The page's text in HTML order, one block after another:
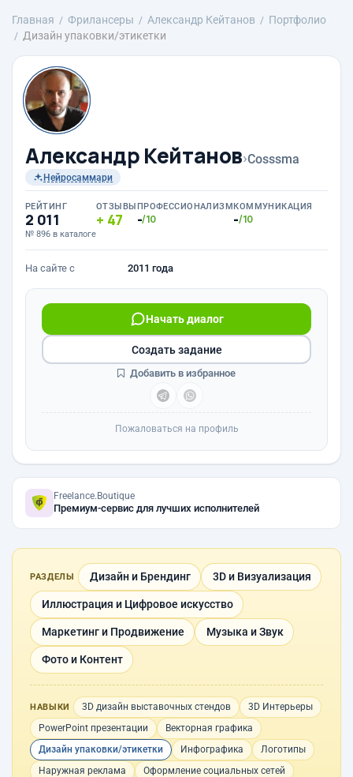
Главная Фрилансеры Александр Кейтанов
Портфолио
Дизайн упаковки/этикетки
Александр Кейтанов›Cosssma
Нейросаммари
РЕЙТИНГ
2 011
№ 896 в каталоге
ОТЗЫВЫ
47
ПРОФЕССИОНАЛИЗМ
-/10
КОММУНИКАЦИЯ
-/10
На сайте с 2011 года
Начать диалог
Создать задание
Добавить в избранное
Пожаловаться на профиль
Freelance.Boutique
Премиум-сервис для лучших исполнителей
РАЗДЕЛЫ Дизайн и Брендинг 3D и Визуализация
Иллюстрация и Цифровое искусство
Маркетинг и Продвижение Музыка и Звук
Фото и Контент
НАВЫКИ 3D дизайн выставочных стендов
3D Интерьеры
PowerPoint презентации
Векторная графика
Дизайн упаковки/этикетки
Инфографика
Логотипы
Наружная реклама
Оформление социальных сетей